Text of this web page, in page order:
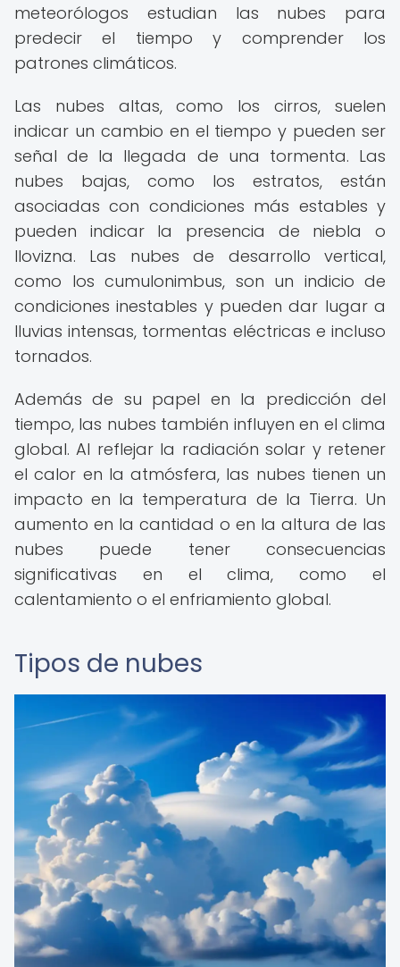
meteorólogos estudian las nubes para
predecir el tiempo y comprender los
patrones climáticos.
Las nubes altas, como los cirros, suelen
indicar un cambio en el tiempo y pueden ser
señal de la llegada de una tormenta. Las
nubes bajas, como los estratos, están
asociadas con condiciones más estables y
pueden indicar la presencia de niebla o
llovizna. Las nubes de desarrollo vertical,
como los cumulonimbus, son un indicio de
condiciones inestables y pueden dar lugar a
lluvias intensas, tormentas eléctricas e incluso
tornados.
Además de su papel en la predicción del
tiempo, las nubes también influyen en el clima
global. Al reflejar la radiación solar y retener
el calor en la atmósfera, las nubes tienen un
impacto en la temperatura de la Tierra. Un
aumento en la cantidad o en la altura de las
nubes puede tener consecuencias
significativas en el clima, como el
calentamiento o el enfriamiento global.
Tipos de nubes